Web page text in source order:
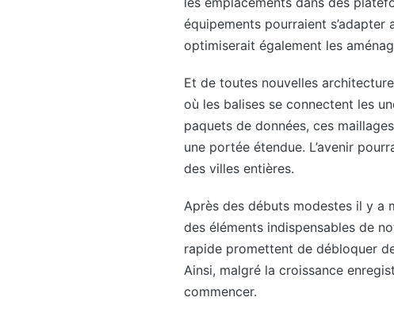
équipements pourraient
optimiserait également les
Et de toutes nouvelles
où les balises se connectent les
paquets de données, ces
une portée étendue. L’avenir
des villes entières.
Après des débuts modestes il y a
des éléments indispensables de
rapide promettent de débloquer
Ainsi, malgré la croissance
commencer.